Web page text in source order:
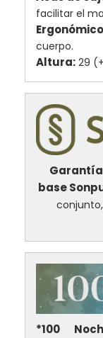
facilitar el
cuerpo.
Altura: 29
base
*100